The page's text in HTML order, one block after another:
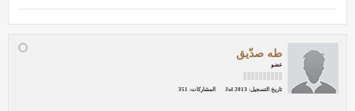
طه صدّيق
عضو
تاريخ التسجيل: Jul 2013 المشاركات: 351